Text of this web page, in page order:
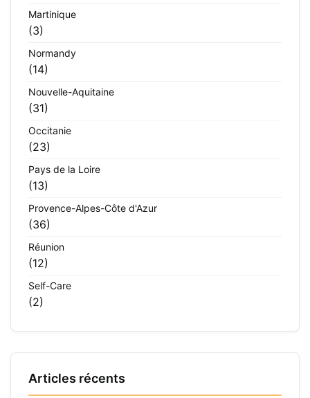
Martinique
(3)
Normandy
(14)
Nouvelle-Aquitaine
(31)
Occitanie
(23)
Pays de la Loire
(13)
Provence-Alpes-Côte d'Azur
(36)
Réunion
(12)
Self-Care
(2)
Articles récents